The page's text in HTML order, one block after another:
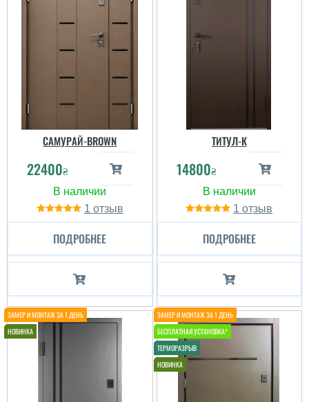
САМУРАЙ-BROWN
22400₴
1
ПОДРОБНЕЕ
ТИТУЛ-К
14800₴
1
ПОДРОБНЕЕ